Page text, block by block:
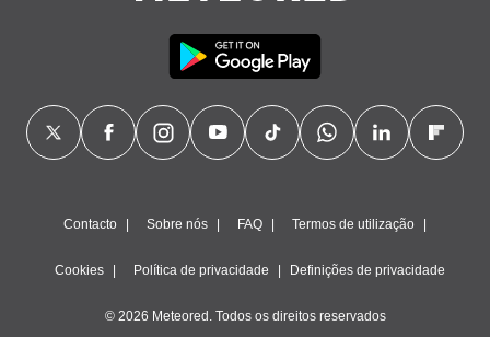
Contacto Sobre nós FAQ Termos de utilização
Cookies Política de privacidade Definições de privacidade
© 2026 Meteored. Todos os direitos reservados